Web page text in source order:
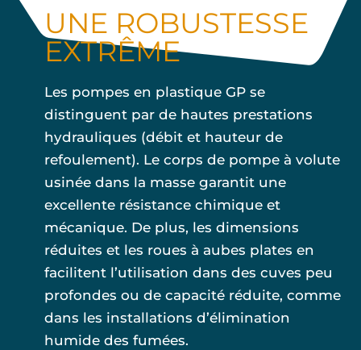
UNE ROBUSTESSE
EXTRÊME
Les pompes en plastique GP se
distinguent par de hautes prestations
hydrauliques (débit et hauteur de
refoulement). Le corps de pompe à volute
usinée dans la masse garantit une
excellente résistance chimique et
mécanique. De plus, les dimensions
réduites et les roues à aubes plates en
facilitent l’utilisation dans des cuves peu
profondes ou de capacité réduite, comme
dans les installations d’élimination
humide des fumées.